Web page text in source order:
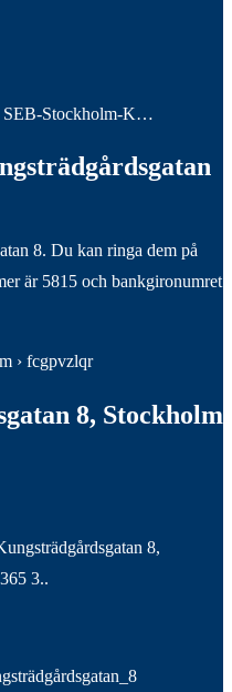
SEB-Stockholm-K…
8. Du kan ringa dem på
är 5815 och bankgironumret
› fcgpvzlqr
8, Stockholm
8,
3..